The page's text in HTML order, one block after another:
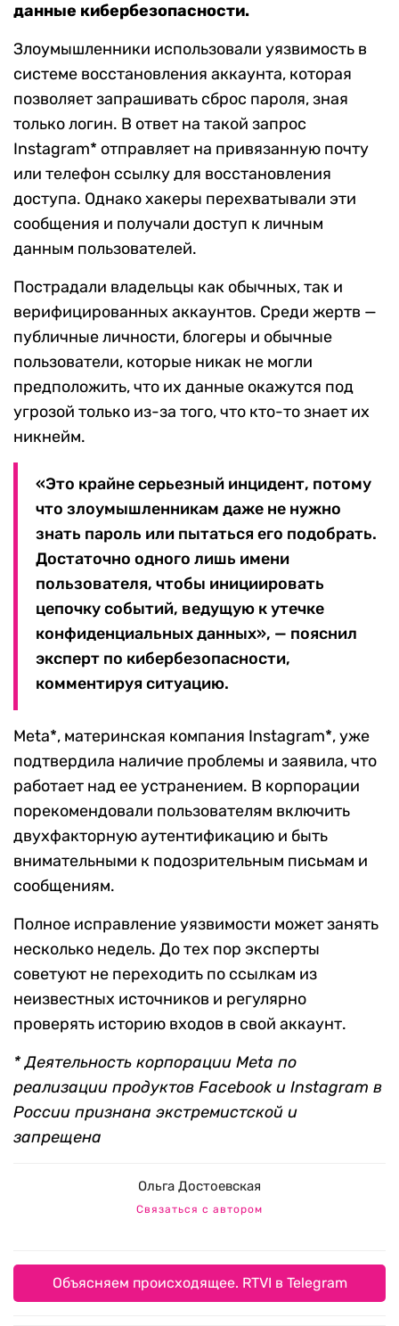
данные кибербезопасности.
Злоумышленники использовали уязвимость в
системе восстановления аккаунта, которая
позволяет запрашивать сброс пароля, зная
только логин. В ответ на такой запрос
Instagram* отправляет на привязанную почту
или телефон ссылку для восстановления
доступа. Однако хакеры перехватывали эти
сообщения и получали доступ к личным
данным пользователей.
Пострадали владельцы как обычных, так и
верифицированных аккаунтов. Среди жертв —
публичные личности, блогеры и обычные
пользователи, которые никак не могли
предположить, что их данные окажутся под
угрозой только из-за того, что кто-то знает их
никнейм.
«Это крайне серьезный инцидент, потому
что злоумышленникам даже не нужно
знать пароль или пытаться его подобрать.
Достаточно одного лишь имени
пользователя, чтобы инициировать
цепочку событий, ведущую к утечке
конфиденциальных данных», — пояснил
эксперт по кибербезопасности,
комментируя ситуацию.
Meta*, материнская компания Instagram*, уже
подтвердила наличие проблемы и заявила, что
работает над ее устранением. В корпорации
порекомендовали пользователям включить
двухфакторную аутентификацию и быть
внимательными к подозрительным письмам и
сообщениям.
Полное исправление уязвимости может занять
несколько недель. До тех пор эксперты
советуют не переходить по ссылкам из
неизвестных источников и регулярно
проверять историю входов в свой аккаунт.
* Деятельность корпорации Meta по
реализации продуктов Facebook и Instagram в
России признана экстремистской и
запрещена
Ольга Достоевская
Связаться с автором
Объясняем происходящее. RTVI в Telegram